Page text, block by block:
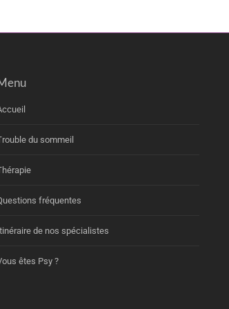
du sommeil
fréquentes
de nos spécialistes
êtes Psy ?